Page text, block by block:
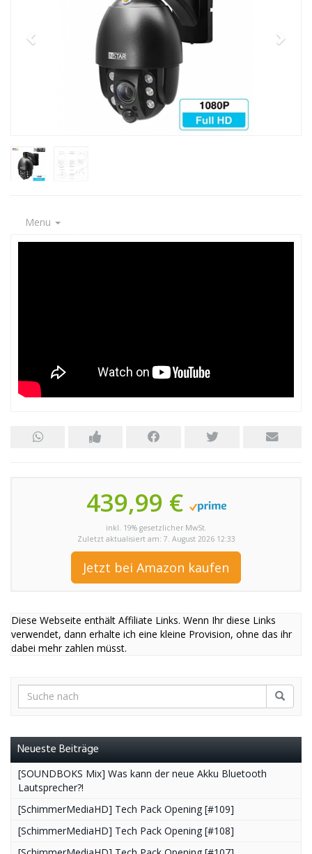
Menu
439,99 €
inkl. 19% gesetzlicher MwSt.
Zuletzt aktualisiert am: 7. August 2026 12:33
Jetzt bei Amazon kaufen
Diese Webseite enthält Affiliate Links. Wenn Ihr diese Links
verwendet, dann erhalte ich eine kleine Provision, ohne das ihr
dabei mehr zahlen müsst.
Neueste Beiträge
[SOUNDBOKS Mix] Was kann der neue Akku Bluetooth
Lautsprecher?!
[SchimmerMediaHD] Tech Pack Opening [#109]
[SchimmerMediaHD] Tech Pack Opening [#108]